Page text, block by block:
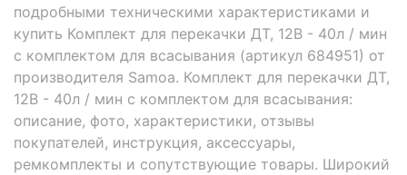
подробными техническими характеристиками и
купить Комплект для перекачки ДТ, 12В - 40л / мин
с комплектом для всасывания (артикул 684951) от
производителя Samoa. Комплект для перекачки ДТ,
12В - 40л / мин с комплектом для всасывания:
описание, фото, характеристики, отзывы
покупателей, инструкция, аксессуары,
ремкомплекты и сопутствующие товары. Широкий